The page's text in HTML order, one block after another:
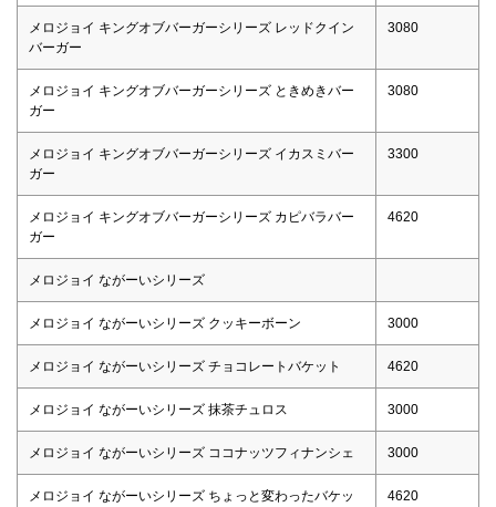
メロジョイ キングオブバーガーシリーズ レッドクイン
バーガー
3080
メロジョイ キングオブバーガーシリーズ ときめきバー
ガー
3080
メロジョイ キングオブバーガーシリーズ イカスミバー
ガー
3300
メロジョイ キングオブバーガーシリーズ カピバラバー
ガー
4620
メロジョイ ながーいシリーズ
メロジョイ ながーいシリーズ クッキーボーン 3000
メロジョイ ながーいシリーズ チョコレートバケット 4620
メロジョイ ながーいシリーズ 抹茶チュロス 3000
メロジョイ ながーいシリーズ ココナッツフィナンシェ 3000
メロジョイ ながーいシリーズ ちょっと変わったバケッ 4620